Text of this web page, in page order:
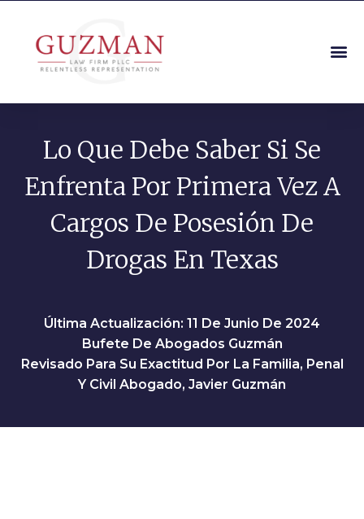
Lo Que Debe Saber Si Se
Enfrenta Por Primera Vez A
Cargos De Posesión De
Drogas En Texas
Última Actualización: 11 De Junio De 2024
Bufete De Abogados Guzmán
Revisado Para Su Exactitud Por La Familia, Penal
Y Civil Abogado, Javier Guzmán